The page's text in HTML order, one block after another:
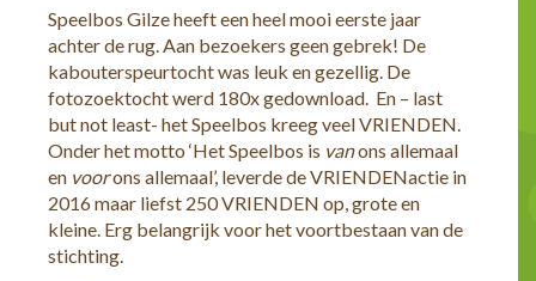
Speelbos Gilze heeft een heel mooi eerste jaar
achter de rug. Aan bezoekers geen gebrek! De
kabouterspeurtocht was leuk en gezellig. De
fotozoektocht werd 180x gedownload. En – last
but not least- het Speelbos kreeg veel VRIENDEN.
Onder het motto ‘Het Speelbos is vanons allemaal
en voorons allemaal’, leverde de VRIENDENactie in
2016 maar liefst 250 VRIENDEN op, grote en
kleine. Erg belangrijk voor het voortbestaan van de
stichting.